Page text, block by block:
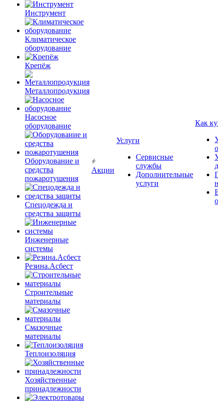
Инструмент
Климатическое
оборудование
Крепёж
Металлопродукция
Насосное
оборудование
Оборудование и
средства
пожаротушения
Спецодежда и
средства защиты
Инженерные
системы
Резина.Асбест
Строительные
материалы
Смазочные
материалы
Теплоизоляция
Хозяйственные
принадлежности
Акции
Услуги
Сервисные
службы
Дополнительные
услуги
Как